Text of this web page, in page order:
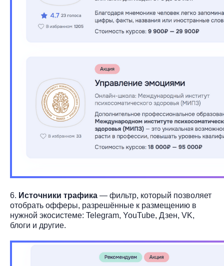
6. Источники трафика — фильтр, который позволяет
отобрать офферы, разрешённые к размещению в
нужной экосистеме: Telegram, YouTube, Дзен, VK,
блоги и другие.